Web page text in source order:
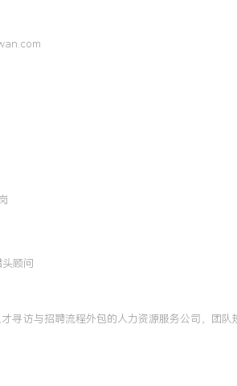
顾问
寻访与招聘流程外包的人力资源服务公司，团